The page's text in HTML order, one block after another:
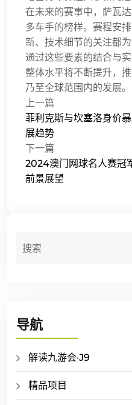
在未来的赛事中，萨瓦
多车手的榜样。赛程安
新、技术细节的关注都
通过这些要素的结合与
整体水平将不断提升，
乃至全球范围内的发展。
上一篇
菲利克斯与坎塞洛身价
展趋势
下一篇
2024澳门网球名人赛冠
前景展望
导航
解读九游会·J9
精品项目